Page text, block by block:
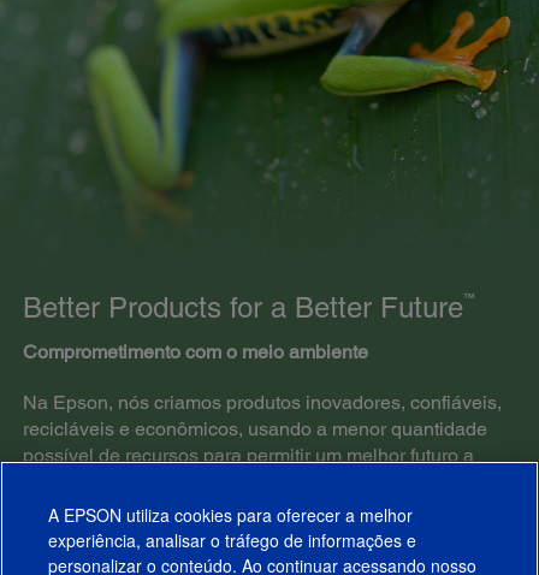
Better Products for a Better Future™
Comprometimento com o meio ambiente
Na Epson, nós criamos produtos inovadores, confiáveis,
recicláveis e econômicos, usando a menor quantidade
possível de recursos para permitir um melhor futuro a
florestas ecologicamente sustentáveis.
SAIBA MAIS
A EPSON utiliza cookies para oferecer a melhor
experiência, analisar o tráfego de informações e
personalizar o conteúdo. Ao continuar acessando nosso